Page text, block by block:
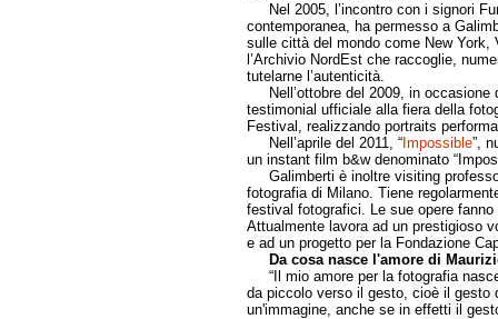
Nel 2005, l’incontro con i signori
contemporanea, ha permesso a
sulle città del mondo come New York,
l’Archivio NordEst che raccoglie,
tutelarne l’autenticità.
Nell’ottobre del 2009, in occasione
testimonial ufficiale alla fiera della
Festival, realizzando portraits
Nell’aprile del 2011, “Impossible”,
un instant film b&w denominato
Galimberti è inoltre visiting
fotografia di Milano. Tiene
festival fotografici. Le sue opere
Attualmente lavora ad un prestigioso
e ad un progetto per la Fondazione
Da cosa nasce l'amore di
“Il mio amore per la fotografia
da piccolo verso il gesto, cioè il gesto
un'immagine, anche se in effetti il